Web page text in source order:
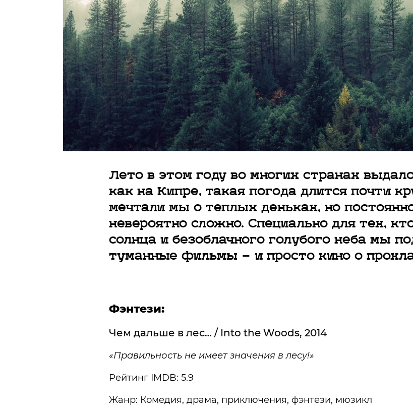
Лето в этом году во многих странах
как на Кипре, такая погода длится почти
мечтали мы о теплых деньках, но
невероятно сложно. Специально для тех,
солнца и безоблачного голубого неба мы
туманные фильмы — и просто кино о
Фэнтези:
Чем дальше в лес… / Into the Woods, 2014
«Правильность не имеет значения в лесу!»
Рейтинг IMDB: 5.9
Жанр: Комедия, драма, приключения, фэнтези, мюзикл